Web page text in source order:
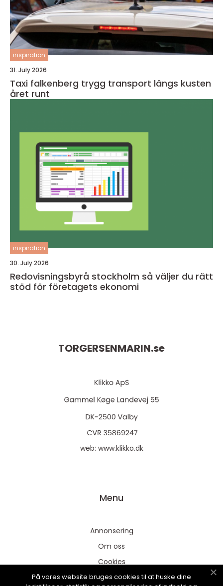
inspiration
31. July 2026
Taxi falkenberg trygg transport längs kusten
året runt
inspiration
30. July 2026
Redovisningsbyrå stockholm så väljer du rätt
stöd för företagets ekonomi
TORGERSENMARIN.se
web: www.klikko.dk
Menu
Annonsering
Om oss
Cookies
Kontakta oss
På vores website bruges cookies til at huske dine